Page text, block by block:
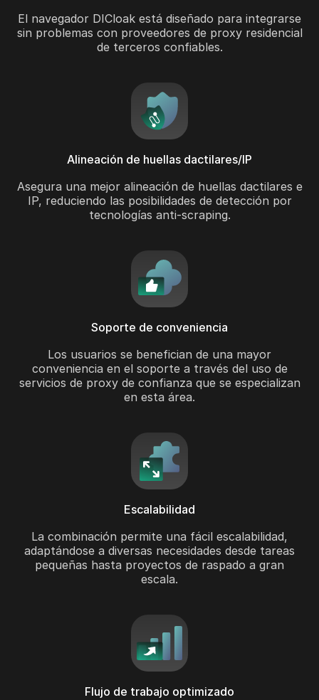
El navegador DICloak está diseñado para integrarse
sin problemas con proveedores de proxy residencial
de terceros confiables.
Alineación de huellas dactilares/IP
Asegura una mejor alineación de huellas dactilares e
IP, reduciendo las posibilidades de detección por
tecnologías anti-scraping.
Soporte de conveniencia
Los usuarios se benefician de una mayor
conveniencia en el soporte a través del uso de
servicios de proxy de confianza que se especializan
en esta área.
Escalabilidad
La combinación permite una fácil escalabilidad,
adaptándose a diversas necesidades desde tareas
pequeñas hasta proyectos de raspado a gran
escala.
Flujo de trabajo optimizado